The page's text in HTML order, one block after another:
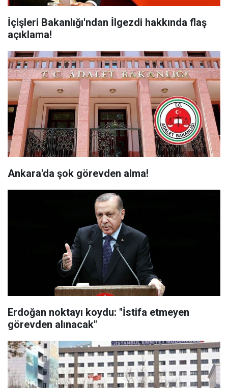
İçişleri Bakanlığı'ndan İlgezdi hakkında flaş
açıklama!
Ankara'da şok görevden alma!
Erdoğan noktayı koydu: "İstifa etmeyen
görevden alınacak"